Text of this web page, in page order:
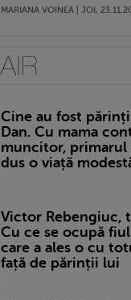
MARIANA VOINEA | JOI,
Cine au fost
Dan. Cu mama
muncitor, primarul
dus o viață
Victor Rebengiuc,
Cu ce se ocupă
care a ales o cu
față de părinții lui